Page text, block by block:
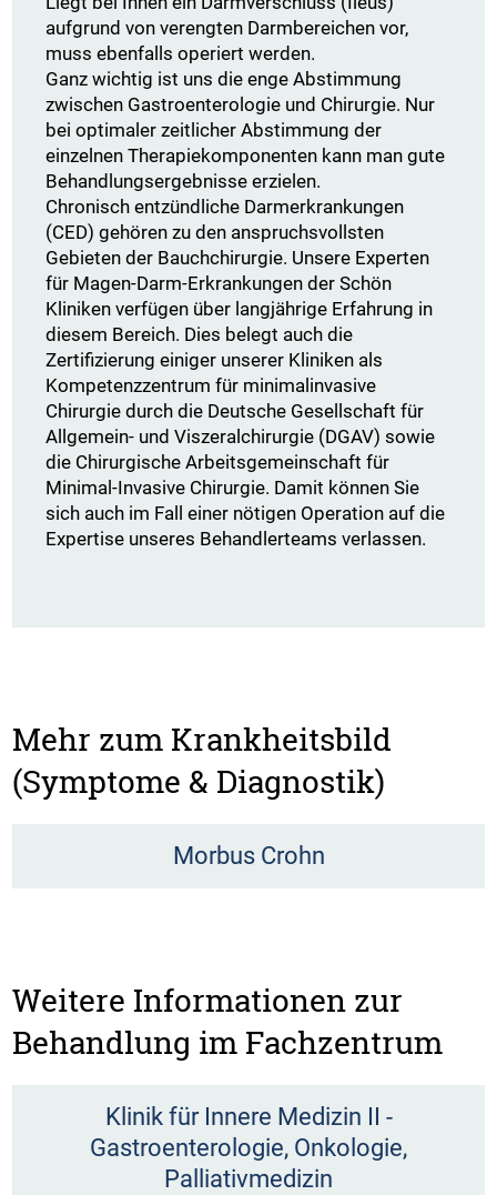
aufgrund von verengten Darmbereichen vor,
muss ebenfalls operiert werden.
Ganz wichtig ist uns die enge Abstimmung
zwischen Gastroenterologie und Chirurgie. Nur
bei optimaler zeitlicher Abstimmung der
einzelnen Therapiekomponenten kann man gute
Behandlungsergebnisse erzielen.
Chronisch entzündliche Darmerkrankungen
(CED) gehören zu den anspruchsvollsten
Gebieten der Bauchchirurgie. Unsere Experten
für Magen-Darm-Erkrankungen der Schön
Kliniken verfügen über langjährige Erfahrung in
diesem Bereich. Dies belegt auch die
Zertifizierung einiger unserer Kliniken als
Kompetenzzentrum für minimalinvasive
Chirurgie durch die Deutsche Gesellschaft für
Allgemein- und Viszeralchirurgie (DGAV) sowie
die Chirurgische Arbeitsgemeinschaft für
Minimal-Invasive Chirurgie. Damit können Sie
sich auch im Fall einer nötigen Operation auf die
Expertise unseres Behandlerteams verlassen.
Mehr zum Krankheitsbild
(Symptome & Diagnostik)
Morbus Crohn
Weitere Informationen zur
Behandlung im Fachzentrum
Klinik für Innere Medizin II -
Gastroenterologie, Onkologie,
Palliativmedizin